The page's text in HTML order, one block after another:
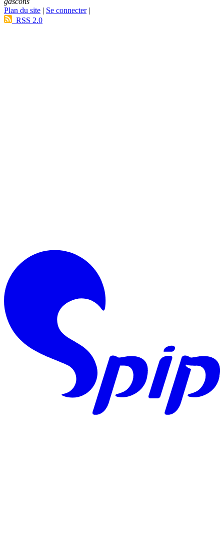
Plan du site | Se connecter|
RSS 2.0